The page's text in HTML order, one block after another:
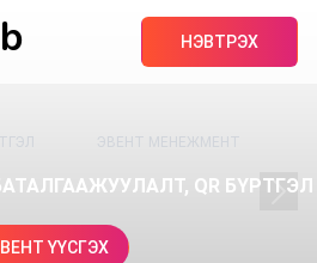
НЭВТРЭХ
ЭВЕНТ МЕНЕЖМЕНТ
QR БҮРТГЭЛ
ҮҮСГЭХ